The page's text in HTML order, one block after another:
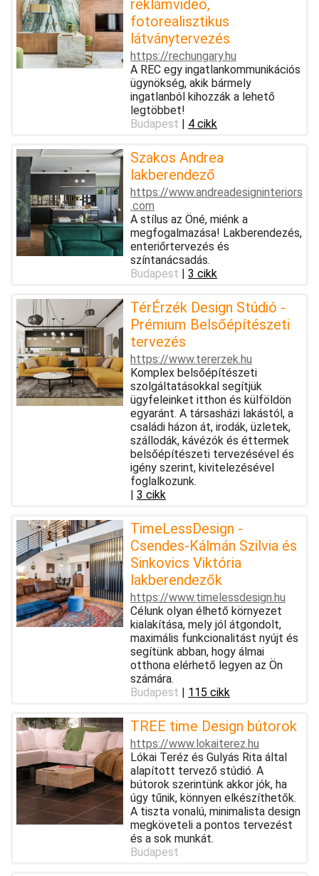
reklámvideó,
fotorealisztikus
látványtervezés
https://rechungary.hu
A REC egy ingatlankommunikációs
ügynökség, akik bármely
ingatlanból kihozzák a lehető
legtöbbet!
Budapest | 4 cikk
Szakos Andrea
lakberendező
https://www.andreadesigninteriors
.com
A stílus az Öné, miénk a
megfogalmazása! Lakberendezés,
enteriőrtervezés és
színtanácsadás.
Budapest | 3 cikk
TérÉrzék Design Stúdió -
Prémium Belsőépítészeti
tervezés
https://www.tererzek.hu
Komplex belsőépítészeti
szolgáltatásokkal segítjük
ügyfeleinket itthon és külföldön
egyaránt. A társasházi lakástól, a
családi házon át, irodák, üzletek,
szállodák, kávézók és éttermek
belsőépítészeti tervezésével és
igény szerint, kivitelezésével
foglalkozunk.
| 3 cikk
TimeLessDesign -
Csendes-Kálmán Szilvia és
Sinkovics Viktória
lakberendezők
https://www.timelessdesign.hu
Célunk olyan élhető környezet
kialakítása, mely jól átgondolt,
maximális funkcionalitást nyújt és
segítünk abban, hogy álmai
otthona elérhető legyen az Ön
számára.
Budapest | 115 cikk
TREE time Design bútorok
https://www.lokaiterez.hu
Lókai Teréz és Gulyás Rita által
alapított tervező stúdió. A
bútorok szerintünk akkor jók, ha
úgy tűnik, könnyen elkészíthetők.
A tiszta vonalú, minimalista design
megköveteli a pontos tervezést
és a sok munkát.
Budapest